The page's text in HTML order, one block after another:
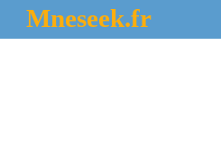
Mneseek.fr